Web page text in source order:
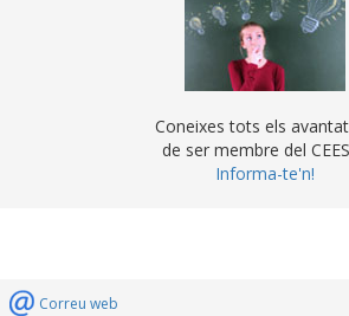
Coneixes tots els
de ser membre del
Informa-te'n!
Correu web